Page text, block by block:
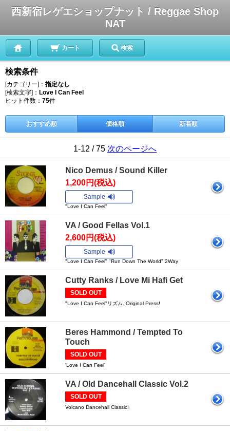
西新宿レゲエショップナット / Reggae Shop
NAT
カート 検索
検索条件
[カテゴリー]： 指定なし
[検索文字]： Love I Can Feel
ヒット件数： 75件
おすすめ順 価格順 新着順
1-12 / 75 次のページへ
Nico Demus / Sound Killer
1,200円(税込)
Sample
"Love I Can Feel"
VA / Good Fellas Vol.1
2,600円(税込)
Sample
"Love I Can Feel" "Run Down The World" 2Way
Cutty Ranks / Love Mi Hafi Get
SOLD OUT
"Love I Can Feel"リズム. Original Press!
Beres Hammond / Tempted To
Touch
SOLD OUT
'Love I Can Feel'
VA / Old Dancehall Classic Vol.2
SOLD OUT
Volcano Dancehall Classic!